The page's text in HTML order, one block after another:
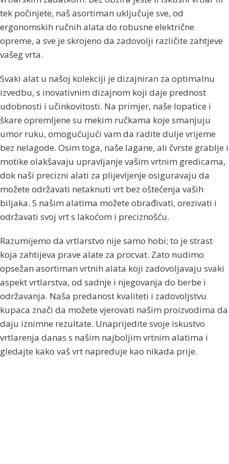
tek počinjete, naš asortiman uključuje sve, od
ergonomskih ručnih alata do robusne električne
opreme, a sve je skrojeno da zadovolji različite zahtjeve
vašeg vrta.
Svaki alat u našoj kolekciji je dizajniran za optimalnu
izvedbu, s inovativnim dizajnom koji daje prednost
udobnosti i učinkovitosti. Na primjer, naše lopatice i
škare opremljene su mekim ručkama koje smanjuju
umor ruku, omogućujući vam da radite dulje vrijeme
bez nelagode. Osim toga, naše lagane, ali čvrste grablje i
motike olakšavaju upravljanje vašim vrtnim gredicama,
dok naši precizni alati za plijevljenje osiguravaju da
možete održavati netaknuti vrt bez oštećenja vaših
biljaka. S našim alatima možete obrađivati, orezivati ​​i
održavati svoj vrt s lakoćom i preciznošću.
Razumijemo da vrtlarstvo nije samo hobi; to je strast
koja zahtijeva prave alate za procvat. Zato nudimo
opsežan asortiman vrtnih alata koji zadovoljavaju svaki
aspekt vrtlarstva, od sadnje i njegovanja do berbe i
održavanja. Naša predanost kvaliteti i zadovoljstvu
kupaca znači da možete vjerovati našim proizvodima da
daju iznimne rezultate. Unaprijedite svoje iskustvo
vrtlarenja danas s našim najboljim vrtnim alatima i
gledajte kako vaš vrt napreduje kao nikada prije.